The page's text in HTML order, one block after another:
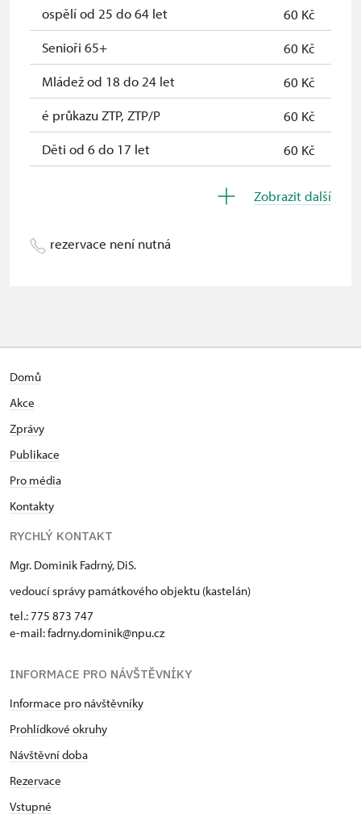
Průkaz zaměstnance NPÚ (+ až 3
rodinní příslušníci)
zdarma
Průkaz Náš člověk *
zdarma
* Platí pouze pro jednu osobu
(držitele průkazu)
ospělí od 25 do 64 let
60 Kč
Senioři 65+
60 Kč
Mládež od 18 do 24 let
60 Kč
é průkazu ZTP, ZTP/P
60 Kč
Děti od 6 do 17 let
60 Kč
Zobrazit další
rezervace není nutná
Domů
Akce
Zprávy
Publikace
Pro média
Kontakty
RYCHLÝ KONTAKT
Mgr. Dominik Fadrný, DiS.
vedoucí správy památkového objektu (kastelán)
tel.: 775 873 747
e-mail: fadrny.dominik@npu.cz
INFORMACE PRO NÁVŠTĚVNÍKY
Informace pro návštěvníky
Prohlídkové okruhy
Návštěvní doba
Rezervace
Vstupné